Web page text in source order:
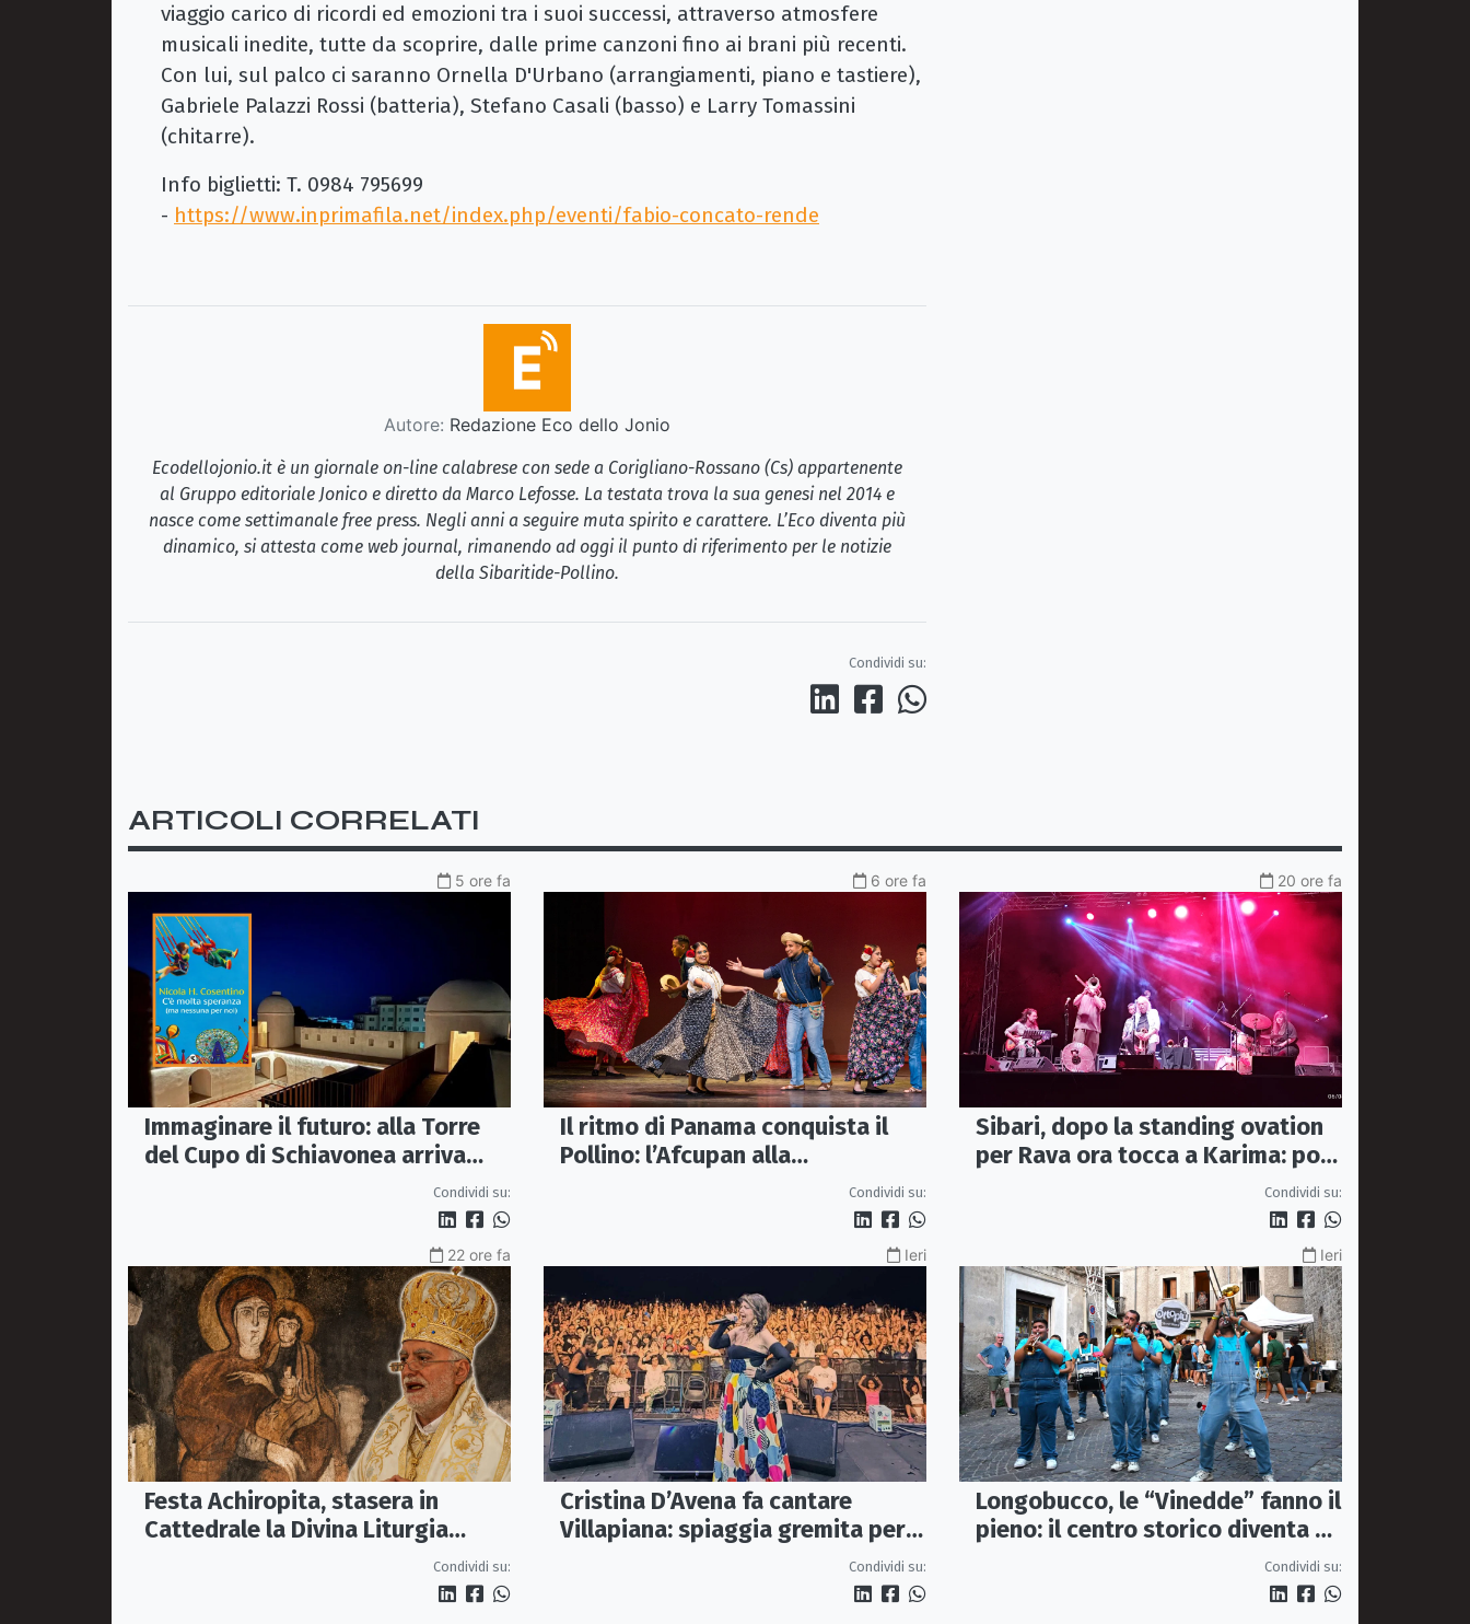
viaggio carico di ricordi ed emozioni tra i suoi successi, attraverso atmosfere
musicali inedite, tutte da scoprire, dalle prime canzoni fino ai brani più recenti.
Con lui, sul palco ci saranno Ornella D'Urbano (arrangiamenti, piano e tastiere),
Gabriele Palazzi Rossi (batteria), Stefano Casali (basso) e Larry Tomassini
(chitarre).
Info biglietti: T. 0984 795699
- https://www.inprimafila.net/index.php/eventi/fabio-concato-rende
Autore: Redazione Eco dello Jonio
Ecodellojonio.it è un giornale on-line calabrese con sede a Corigliano-Rossano (Cs) appartenente
al Gruppo editoriale Jonico e diretto da Marco Lefosse. La testata trova la sua genesi nel 2014 e
nasce come settimanale free press. Negli anni a seguire muta spirito e carattere. L’Eco diventa più
dinamico, si attesta come web journal, rimanendo ad oggi il punto di riferimento per le notizie
della Sibaritide-Pollino.
Condividi su:
ARTICOLI CORRELATI
5 ore fa
Immaginare il futuro: alla Torre
del Cupo di Schiavonea arriva
Condividi su:
6 ore fa
Il ritmo di Panama conquista il
Pollino: l’Afcupan alla
quarantesima Estate del Folklore
Condividi su:
20 ore fa
Sibari, dopo la standing ovation
per Rava ora tocca a Karima: poi
Condividi su:
22 ore fa
Festa Achiropita, stasera in
Cattedrale la Divina Liturgia
Condividi su:
Ieri
Cristina D’Avena fa cantare
Villapiana: spiaggia gremita per il
Condividi su:
Ieri
Longobucco, le “Vinedde” fanno il
pieno: il centro storico diventa un
grande teatro a cielo apertoCondividi su: